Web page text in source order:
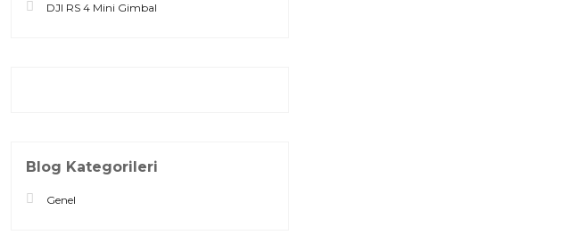
DJI RS 4 Mini Gimbal
Blog Kategorileri
Genel